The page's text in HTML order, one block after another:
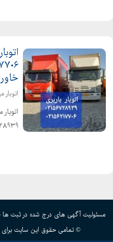
خاور
اتوبار
و
مسئولیت آگهی های درج شده در ثبت ها
© تمامی حقوق این سایت